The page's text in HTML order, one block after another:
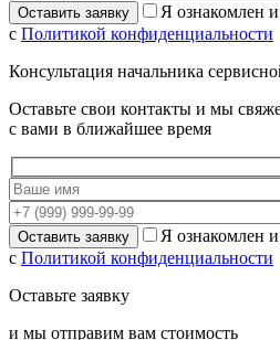
Я ознакомлен и
с Политикой конфиденциальности
Консультация начальника
Оставьте свои контакты и мы
с вами в ближайшее время
Я ознакомлен и
с Политикой конфиденциальности
Оставьте заявку
и мы отправим вам стоимость